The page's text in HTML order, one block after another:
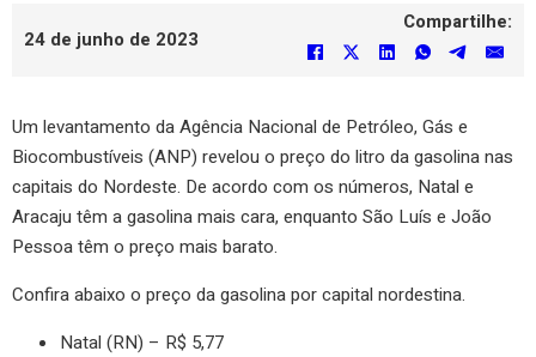
24 de junho de 2023
Compartilhe:
Um levantamento da Agência Nacional de Petróleo, Gás e
Biocombustíveis (ANP) revelou o preço do litro da gasolina nas
capitais do Nordeste. De acordo com os números, Natal e
Aracaju têm a gasolina mais cara, enquanto São Luís e João
Pessoa têm o preço mais barato.
Confira abaixo o preço da gasolina por capital nordestina.
Natal (RN) – R$ 5,77